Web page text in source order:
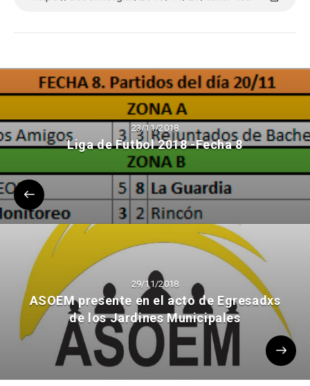
23/11/2018
Liga de Futbol 2018 -Fecha 8
29/11/2018
ASOEM presente en el acto de Egresadxs
de los Jardines Municipales